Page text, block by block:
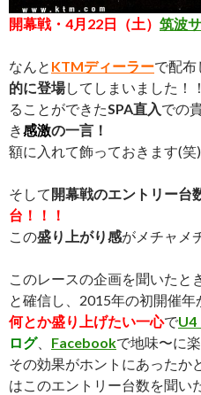
開幕戦・4月22日（土） 筑波
なんと KTMディーラーで配布
的に登場してしまいました！
ることができたSPA直入での
き感激の一言！
額に入れて飾っておきます(笑)
そして 開幕戦のエントリー台
台！！！
この盛り上がり感がメチャメ
このレースの企画を聞いたと
と確信し、2015年の初開催年
何とか盛り上げたい一心でU4
ログ、 Facebookで地味〜に
その効果がホントにあったか
はこのエントリー台数を聞い